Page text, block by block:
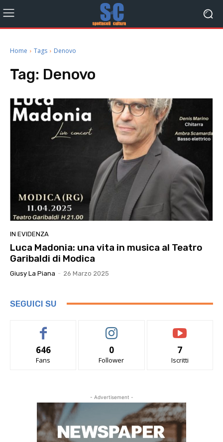
Home Tags Denovo
Tag: Denovo
IN EVIDENZA
Luca Madonia: una vita in musica al Teatro
Garibaldi di Modica
Giusy La Piana - 26 Marzo 2025
SEGUICI SU
646
Fans
0
Follower
7
Iscritti
- Advertisement -